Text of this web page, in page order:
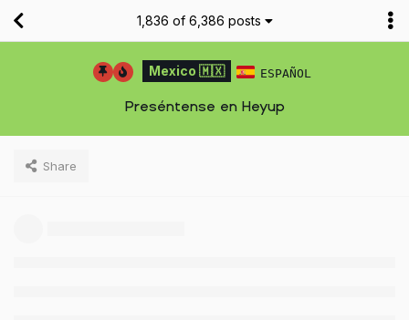
Mexico 🇲🇽 ESPAÑOL
Preséntense en Heyup
Share
1,836 of 6,386 posts